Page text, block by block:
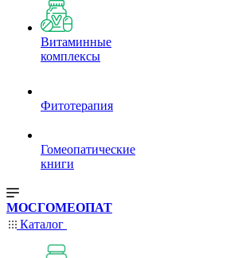
Витаминные
комплексы
Фитотерапия
Гомеопатические
книги
МОСГОМЕОПАТ
Каталог